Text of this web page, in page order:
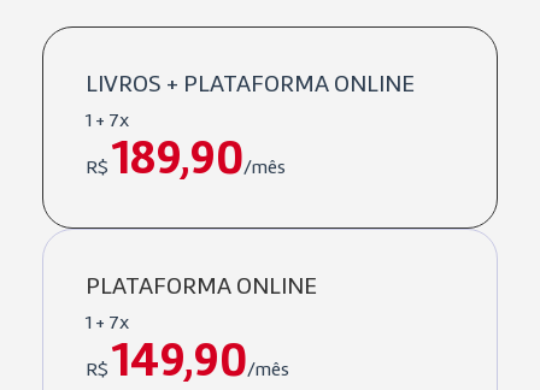
LIVROS + PLATAFORMA ONLINE
1 + 7x
R$ 189,90/mês
PLATAFORMA ONLINE
1 + 7x
R$ 149,90/mês